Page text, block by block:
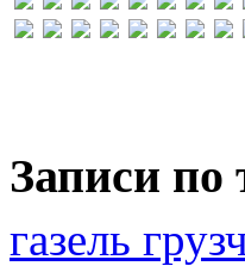
Записи по
газель